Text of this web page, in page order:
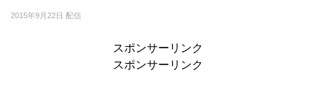
2015年9月22日 配信
スポンサーリンク
スポンサーリンク